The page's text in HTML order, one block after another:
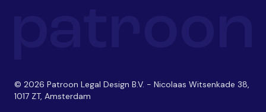
© 2026 Patroon Legal Design B.V. - Nicolaas Witsenkade 38,
1017 ZT, Amsterdam